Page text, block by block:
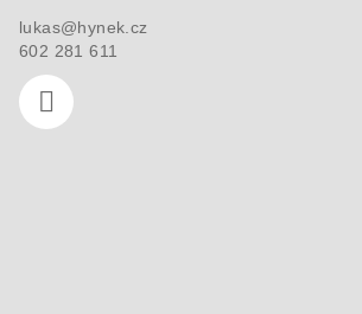
lukas@hynek.cz
602 281 611